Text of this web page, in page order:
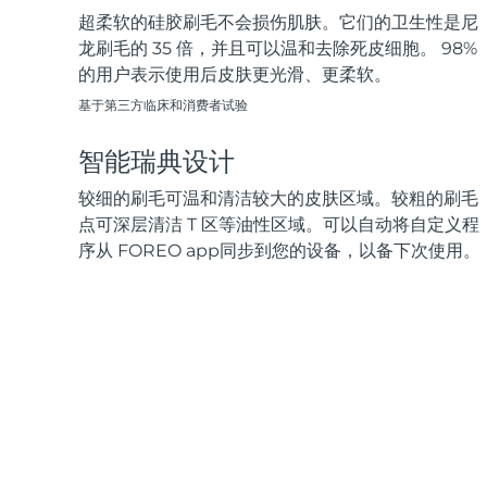
超柔软的硅胶刷毛不会损伤肌肤。它们的卫生性是尼
龙刷毛的 35 倍，并且可以温和去除死皮细胞。 98%
的用户表示使用后皮肤更光滑、更柔软。
基于第三方临床和消费者试验
智能瑞典设计
较细的刷毛可温和清洁较大的皮肤区域。较粗的刷毛
点可深层清洁 T 区等油性区域。可以自动将自定义程
序从 FOREO app同步到您的设备，以备下次使用。